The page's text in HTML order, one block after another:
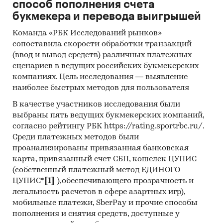
LTD, GUANGDONG YOULONG ELECTRICAL
APPLIANCES CO., LTD, GUANGDONG NEW SHICHU
LTD, SUNTIME IMPORT & EXPORT TRADING LTD,
GUANGZHOU BENQUAN IMPORT & EXPORT CO.,
LTD, VIRGORIES GLOBAL TRADING FZE,
SHANGHAI FUHUIWANG SUPPLY CHAIN
MANAGEMENT CO., LTD, HEILONGJIANG LAIKEDA
Выдержки из исследования:
- На российском рынке бытовых
электроплиток сформировалась
импортоориентированная модель, более 74%
рынка составляет продукция зарубежных
производителей.
- Сальдо торгового баланса было
отрицательное и составляло 520,6 тыс.шт.
- Главными игроками среди российских
способ пополнения счета
букмекера и перевода выигрышей
Команда «РБК Исследований рынков»
сопоставила скорости обработки транзакций
(ввод и вывод средств) различных платежных
сценариев в ведущих российских букмекерских
компаниях. Цель исследования — выявление
наиболее быстрых методов для пользователя
В качестве участников исследования были
выбраны пять ведущих букмекерских компаний,
согласно рейтингу РБК https://rating.sportrbc.ru/.
Среди платежных методов были
проанализированы привязанная банковская
карта, привязанный счет СБП, кошелек ЦУПИС
(собственный платежный метод ЕДИНОГО
ЦУПИС* [1]
),обеспечивающего прозрачность и
легальность расчетов в сфере азартных игр),
мобильные платежи, SberPay и прочие способы
пополнения и снятия средств, доступные у